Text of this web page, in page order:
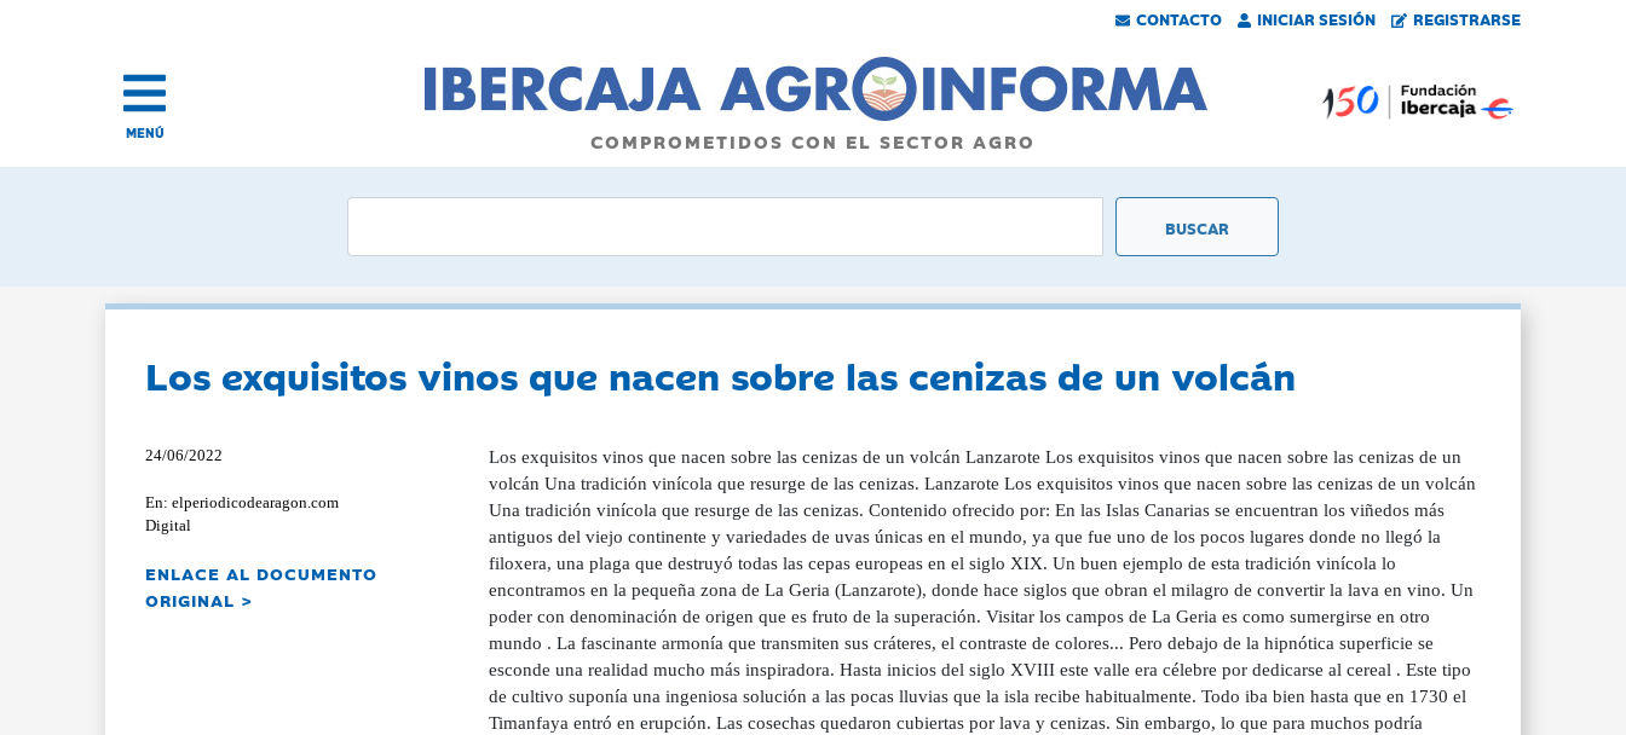
CONTACTO INICIAR SESIÓN REGISTRARSE
MENÚ COMPROMETIDOS CON EL SECTOR AGRO
Los exquisitos vinos que nacen sobre las cenizas de un volcán
24/06/2022
En: elperiodicodearagon.com
Digital
ENLACE AL DOCUMENTO
ORIGINAL >
Los exquisitos vinos que nacen sobre las cenizas de un volcán Lanzarote Los exquisitos vinos que nacen sobre las cenizas de un
volcán Una tradición vinícola que resurge de las cenizas. Lanzarote Los exquisitos vinos que nacen sobre las cenizas de un volcán
Una tradición vinícola que resurge de las cenizas. Contenido ofrecido por: En las Islas Canarias se encuentran los viñedos más
antiguos del viejo continente y variedades de uvas únicas en el mundo, ya que fue uno de los pocos lugares donde no llegó la
filoxera, una plaga que destruyó todas las cepas europeas en el siglo XIX. Un buen ejemplo de esta tradición vinícola lo
encontramos en la pequeña zona de La Geria (Lanzarote), donde hace siglos que obran el milagro de convertir la lava en vino. Un
poder con denominación de origen que es fruto de la superación. Visitar los campos de La Geria es como sumergirse en otro
mundo . La fascinante armonía que transmiten sus cráteres, el contraste de colores... Pero debajo de la hipnótica superficie se
esconde una realidad mucho más inspiradora. Hasta inicios del siglo XVIII este valle era célebre por dedicarse al cereal . Este tipo
de cultivo suponía una ingeniosa solución a las pocas lluvias que la isla recibe habitualmente. Todo iba bien hasta que en 1730 el
Timanfaya entró en erupción. Las cosechas quedaron cubiertas por lava y cenizas. Sin embargo, lo que para muchos podría